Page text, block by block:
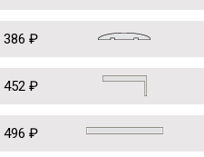
386 ₽
452 ₽
496 ₽